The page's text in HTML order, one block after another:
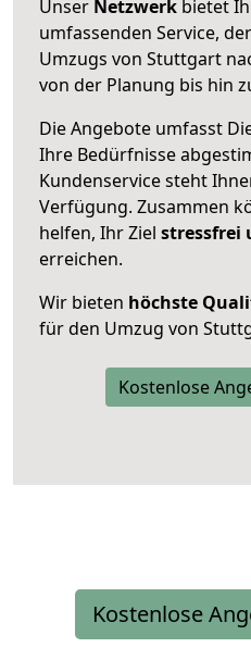
Unser Netzwerk bietet
umfassenden Service,
Umzugs von Stuttgart
von der Planung bis hin
Die Angebote umfasst
Ihre Bedürfnisse
Kundenservice steht
Verfügung. Zusammen
helfen, Ihr Ziel stressfrei
erreichen.
Wir bieten höchste
für den Umzug von
Kostenlose
Kostenlose